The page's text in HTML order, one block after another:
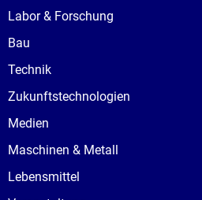
Labor & Forschung
Bau
Technik
Zukunftstechnologien
Medien
Maschinen & Metall
Lebensmittel